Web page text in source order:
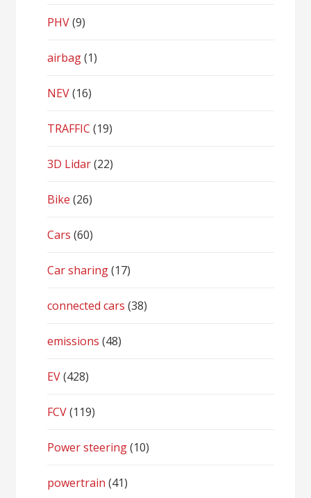
PHV(9)
airbag(1)
NEV(16)
TRAFFIC (19)
3D Lidar(22)
Bike (26)
Cars (60)
Car sharing(17)
connected cars (38)
emissions (48)
EV(428)
FCV(119)
Power steering(10)
powertrain (41)